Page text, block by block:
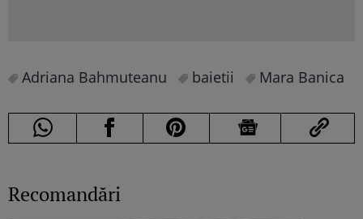
Adriana Bahmuteanu baietii Mara Banica
Recomandări